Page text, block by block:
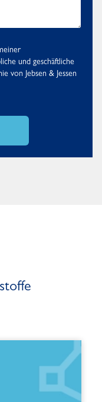
und geschäftliche
von Jebsen & Jessen